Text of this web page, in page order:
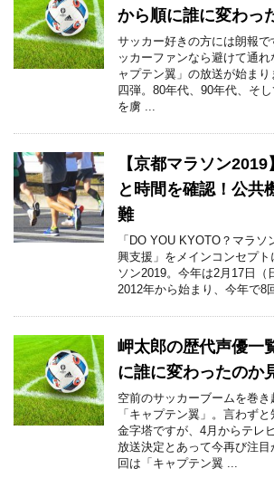
から順に誰に変わっ
サッカー好きの方には朗報
ッカーファンなら避けて通
ャプテン翼」の放送が始ま
四弾。80年代、90年代、そ
を虜 ...
【京都マラソン
と時間を確認！公共
難
「DO YOU KYOTO？マラ
興支援」をメインコンセプ
ソン2019。今年は2月17日（
2012年から始まり、今年で8
岬太郎の歴代声優一
に誰に変わったのか
空前のサッカーブームを巻
「キャプテン翼」。言わず
金字塔ですが、4月からテレ
放送決定とあって今再び注
回は「キャプテン翼 ...